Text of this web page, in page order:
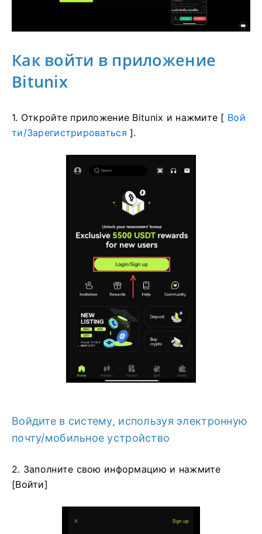
Как войти в приложение
Bitunix
1. Откройте приложение Bitunix и нажмите [ Вой
ти/Зарегистрироваться ].
Войдите в систему, используя электронную
почту/мобильное устройство
2. Заполните свою информацию и нажмите
[Войти]